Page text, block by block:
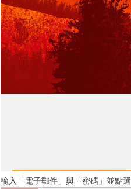
輸入「電子郵件」與「密碼」並點